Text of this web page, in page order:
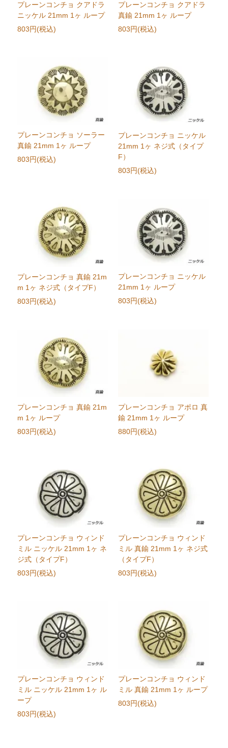
プレーンコンチョ クアドラ
ニッケル 21mm 1ヶ ループ
803円(税込)
プレーンコンチョ クアドラ
真鍮 21mm 1ヶ ループ
803円(税込)
プレーンコンチョ ソーラー
真鍮 21mm 1ヶ ループ
803円(税込)
プレーンコンチョ ニッケル
21mm 1ヶ ネジ式（タイプ
F）
803円(税込)
プレーンコンチョ 真鍮 21m
m 1ヶ ネジ式（タイプF）
803円(税込)
プレーンコンチョ ニッケル
21mm 1ヶ ループ
803円(税込)
プレーンコンチョ 真鍮 21m
m 1ヶ ループ
803円(税込)
プレーンコンチョ アポロ 真
鍮 21mm 1ヶ ループ
880円(税込)
プレーンコンチョ ウィンド
ミル ニッケル 21mm 1ヶ ネ
ジ式（タイプF）
803円(税込)
プレーンコンチョ ウィンド
ミル 真鍮 21mm 1ヶ ネジ式
（タイプF）
803円(税込)
プレーンコンチョ ウィンド
ミル ニッケル 21mm 1ヶ ル
ープ
803円(税込)
プレーンコンチョ ウィンド
ミル 真鍮 21mm 1ヶ ループ
803円(税込)